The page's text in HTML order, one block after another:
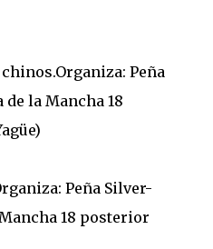
Peña
de la Mancha 18
Peña Silver-
18 posterior